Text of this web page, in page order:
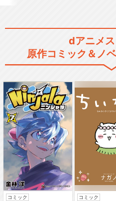
dアニメ
原作コミック＆ノ
コミック コミック